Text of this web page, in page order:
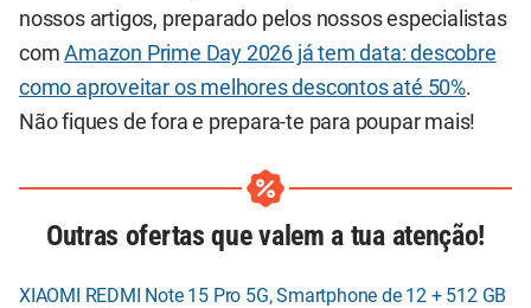
nossos artigos, preparado pelos nossos especialistas
comAmazon Prime Day 2026 já tem data: descobre
como aproveitar os melhores descontos até 50%.
Não fiques de fora e prepara-te para poupar mais!
Outras ofertas que valem a tua atenção!
XIAOMI REDMI Note 15 Pro 5G, Smartphone de 12 + 512 GB